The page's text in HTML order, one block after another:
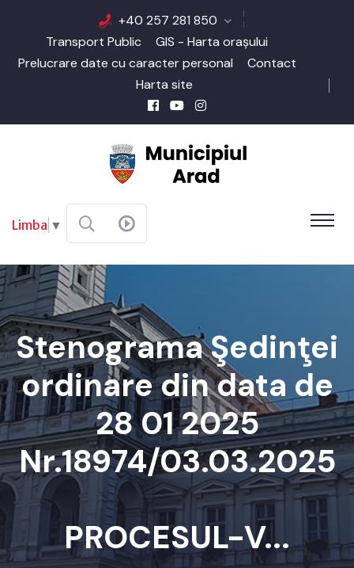
+40 257 281 850
Transport Public
GIS - Harta orașului
Prelucrare date cu caracter personal
Contact
Harta site
Limba ▼
Stenograma Şedinţei
ordinare din data de
28 01 2025
Nr.18974/03.03.2025
PROCESUL-V...